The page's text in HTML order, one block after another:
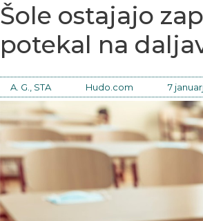
Šole ostajajo
potekal na
A. G., STA Hudo.com 7